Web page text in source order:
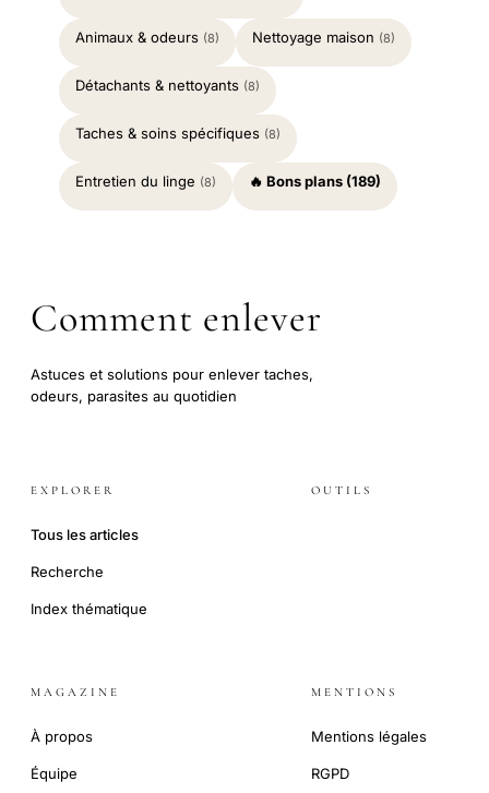
Animaux & odeurs (8) Nettoyage maison (8)
Détachants & nettoyants (8)
Taches & soins spécifiques (8)
Entretien du linge (8) 🔥 Bons plans (189)
Comment enlever
Astuces et solutions pour enlever taches,
odeurs, parasites au quotidien
EXPLORER
Tous les articles
Recherche
Index thématique
OUTILS
MAGAZINE
À propos
Équipe
MENTIONS
Mentions légales
RGPD